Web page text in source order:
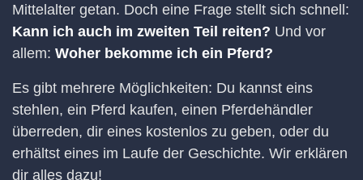
Mittelalter getan. Doch eine Frage stellt sich schnell:
Kann ich auch im zweiten Teil reiten? Und vor
allem: Woher bekomme ich ein Pferd?
Es gibt mehrere Möglichkeiten: Du kannst eins
stehlen, ein Pferd kaufen, einen Pferdehändler
überreden, dir eines kostenlos zu geben, oder du
erhältst eines im Laufe der Geschichte. Wir erklären
dir alles dazu!